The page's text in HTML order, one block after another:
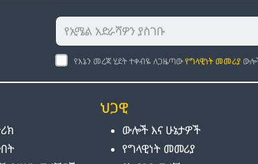
የእኔን መረጃ ሂደት ተቀብዬ ለጋዜጣውየግላዊነት መመሪያ
ህጋዊ
ውሎች እና ሁኔታዎች
የግላዊነት መመሪያ